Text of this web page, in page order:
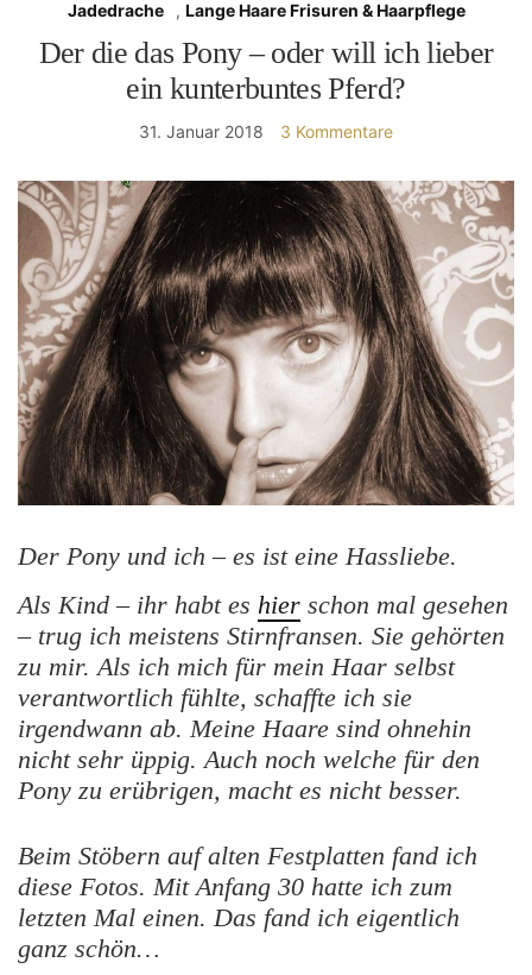
Jadedrache , Lange Haare Frisuren & Haarpflege
Der die das Pony – oder will ich lieber
ein kunterbuntes Pferd?
31. Januar 2018 3 Kommentare
Der Pony und ich – es ist eine Hassliebe.
Als Kind – ihr habt es hier schon mal gesehen
– trug ich meistens Stirnfransen. Sie gehörten
zu mir.Als ich mich für mein Haar selbst
verantwortlich fühlte, schaffte ich sie
irgendwann ab. Meine Haare sind ohnehin
nicht sehr üppig. Auch noch welche für den
Pony zu erübrigen, macht es nicht besser.
Beim Stöbern auf alten Festplatten fand ich
diese Fotos. Mit Anfang 30 hatte ich zum
letzten Mal einen. Das fand ich eigentlich
ganz schön…